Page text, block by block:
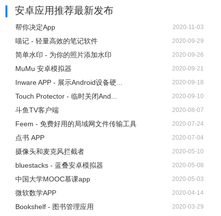
安卓应用推荐最新发布
帮你决定App 2020-11-03
喵记 - 轻量高效的笔记软件 2020-09-29
简单水印 - 为你的照片添加水印 2020-09-26
MuMu 安卓模拟器 2020-09-21
Inware APP - 展示Android设备硬... 2020-09-18
Touch Protector - 临时关闭And... 2020-09-10
斗鱼TV客户端 2020-08-07
Feem - 免费好用的局域网文件传输工具 2020-07-24
点书 APP 2020-07-04
摄像头和麦克风拦截者 2020-05-10
bluestacks - 蓝叠安卓模拟器 2020-05-08
中国大学MOOC慕课app 2020-05-03
微软数学APP 2020-04-14
Bookshelf - 图书管理应用 2020-03-29